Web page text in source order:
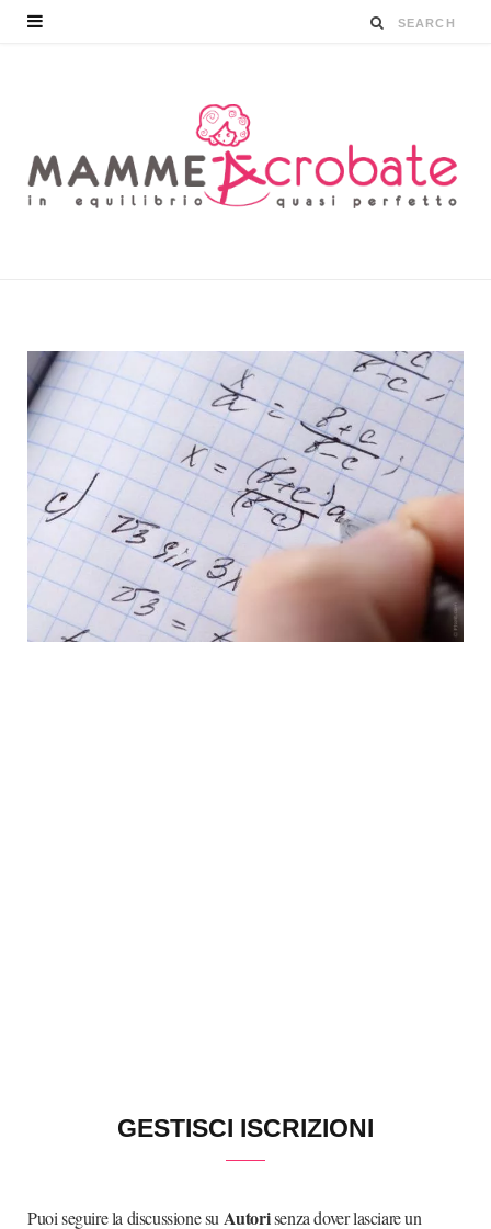
GESTISCI ISCRIZIONI
Puoi seguire la discussione su Autorisenza dover lasciare un